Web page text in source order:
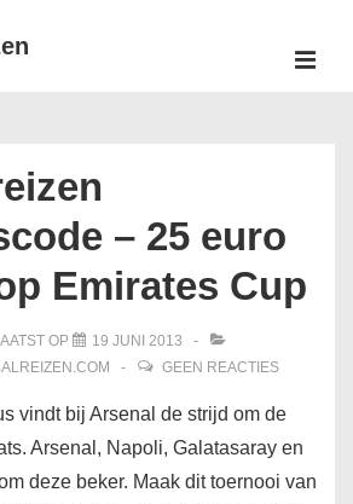
– 25 euro
Emirates Cup
OP
19 JUNI 2013
GEEN REACTIES
vindt bij Arsenal de strijd om de
Arsenal, Napoli, Galatasaray en
deze beker. Maak dit toernooi van